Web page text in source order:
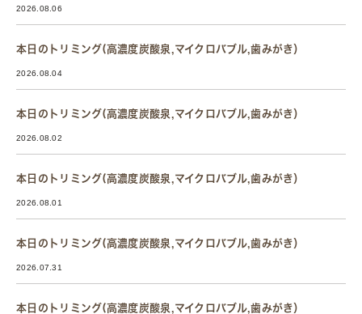
2026.08.06
本日のトリミング(高濃度炭酸泉,マイクロバブル,歯みがき）
2026.08.04
本日のトリミング(高濃度炭酸泉,マイクロバブル,歯みがき）
2026.08.02
本日のトリミング(高濃度炭酸泉,マイクロバブル,歯みがき）
2026.08.01
本日のトリミング(高濃度炭酸泉,マイクロバブル,歯みがき）
2026.07.31
本日のトリミング(高濃度炭酸泉,マイクロバブル,歯みがき）